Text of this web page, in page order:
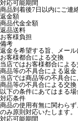
対応可能期間
商品到着後7日以内にご連
返金額
商品代金全額
返品送料
お客様負担
備考
返金を希望する旨、メール
お客様都合による交換
当店ではお客様都合による
商品等の不具合による返金
当店では商品等の不具合
商品等の不具合による交換
以下の条件にあてはまる場
対応条件
商品の使用有無に関わら
のみ原則対応いたします。
対応可能期間